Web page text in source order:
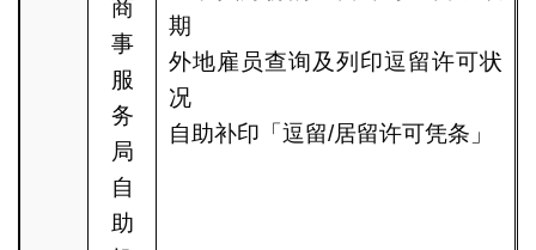
商
事
服
务
局
自
助
期
外地雇员查询及列印逗留许可状
况
自助补印「逗留/居留许可凭条」